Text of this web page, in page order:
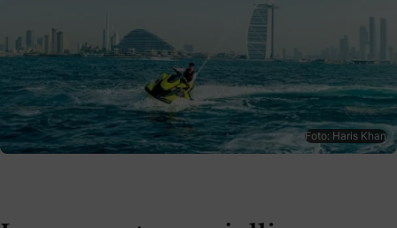
Foto: Haris Khan